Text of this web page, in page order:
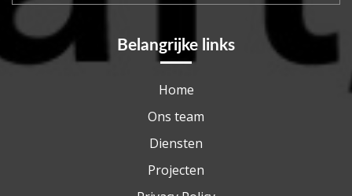
Belangrijke links
Home
Ons team
Diensten
Projecten